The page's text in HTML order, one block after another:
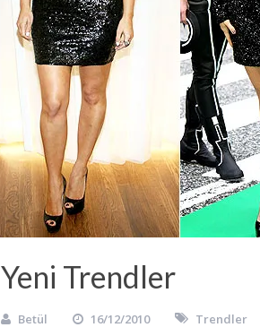
Yeni Trendler
Betül 16/12/2010 Trendler